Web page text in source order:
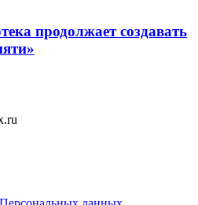
продолжает создавать